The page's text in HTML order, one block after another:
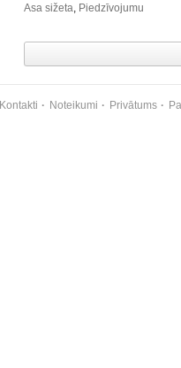
Asa sižeta, Piedzīvojumu
Kontakti Noteikumi Privātums